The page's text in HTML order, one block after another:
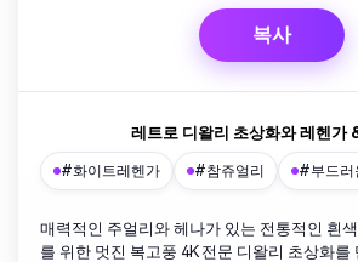
복사
레트로 디왈리 초상화와 레헨가
#화이트레헨가 #참쥬얼리 #부드러
매력적인 주얼리와 헤나가 있는 전통적인 흰
를 위한 멋진 복고풍 4K 전문 디왈리 초상화를